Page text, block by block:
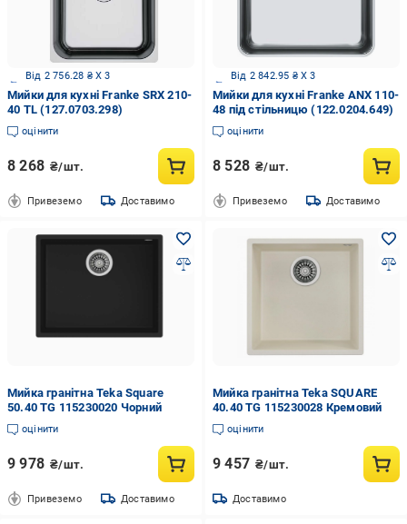
Від 2 756.28 ₴ X 3
Мийки для кухні Franke SRX 210-
40 TL (127.0703.298)
оцінити
8 268 ₴/шт.
Привеземо Доставимо
Від 2 842.95 ₴ X 3
Мийки для кухні Franke ANX 110-
48 під стільницю (122.0204.649)
оцінити
8 528 ₴/шт.
Привеземо Доставимо
Мийка гранітна Teka Square
50.40 TG 115230020 Чорний
оцінити
9 978 ₴/шт.
Привеземо Доставимо
Мийка гранітна Teka SQUARE
40.40 TG 115230028 Кремовий
оцінити
9 457 ₴/шт.
Доставимо